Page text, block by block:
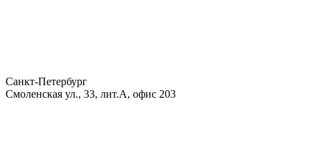
Санкт-Петербург
Смоленская ул., 33, лит.А, офис 203